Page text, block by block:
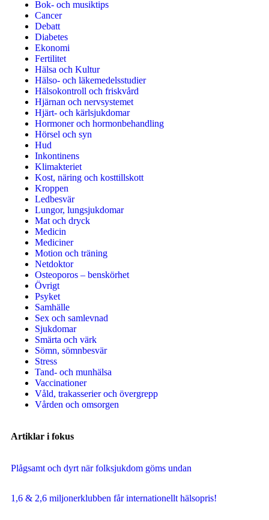
Bok- och musiktips
Cancer
Debatt
Diabetes
Ekonomi
Fertilitet
Hälsa och Kultur
Hälso- och läkemedelsstudier
Hälsokontroll och friskvård
Hjärnan och nervsystemet
Hjärt- och kärlsjukdomar
Hormoner och hormonbehandling
Hörsel och syn
Hud
Inkontinens
Klimakteriet
Kost, näring och kosttillskott
Kroppen
Ledbesvär
Lungor, lungsjukdomar
Mat och dryck
Medicin
Mediciner
Motion och träning
Netdoktor
Osteoporos – benskörhet
Övrigt
Psyket
Samhälle
Sex och samlevnad
Sjukdomar
Smärta och värk
Sömn, sömnbesvär
Stress
Tand- och munhälsa
Vaccinationer
Våld, trakasserier och övergrepp
Vården och omsorgen
Artiklar i fokus
Plågsamt och dyrt när folksjukdom göms undan
1,6 & 2,6 miljonerklubben får internationellt hälsopris!